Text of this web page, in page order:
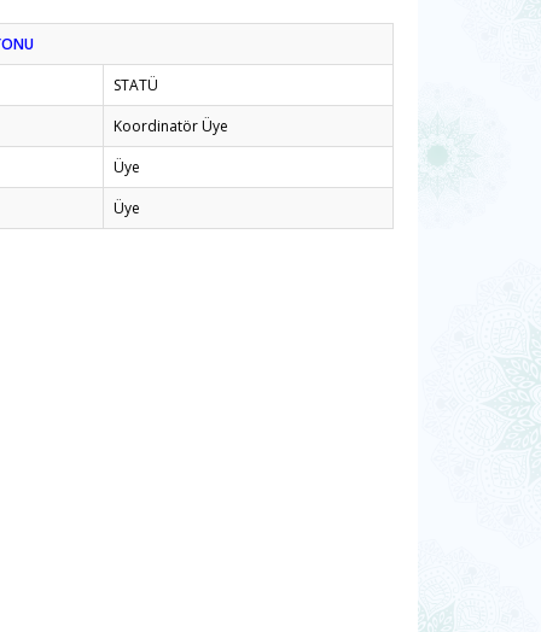
STATÜ
Koordinatör Üye
Üye
Üye